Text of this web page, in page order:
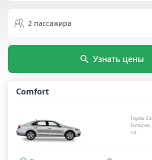
2 пассажира
Узнать цены
Comfort
Toyota
т.п.